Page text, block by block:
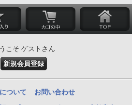
こそ ゲストさん
新規会員登録
ついて お問い合わせ